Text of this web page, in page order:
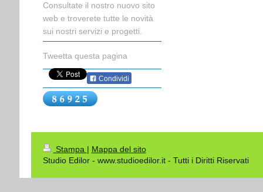
Consultate il nostro nuovo sito
web e troverete tutte le novità
sui nostri servizi e progetti.
Tweetta questa pagina
Condividi
Stampa | Mappa del sito
Studio Edilor - www.studioedilor.it - Tutti i Diritti Riservati